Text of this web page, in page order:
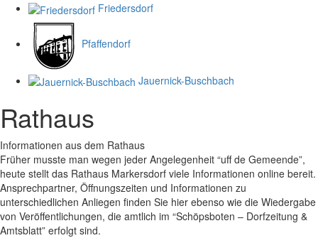
Friedersdorf
Pfaffendorf
Jauernick-Buschbach
Rathaus
Informationen aus dem Rathaus
Früher musste man wegen jeder Angelegenheit “uff de Gemeende”,
heute stellt das Rathaus Markersdorf viele Informationen online bereit.
Ansprechpartner, Öffnungszeiten und Informationen zu
unterschiedlichen Anliegen finden Sie hier ebenso wie die Wiedergabe
von Veröffentlichungen, die amtlich im “Schöpsboten – Dorfzeitung &
Amtsblatt” erfolgt sind.